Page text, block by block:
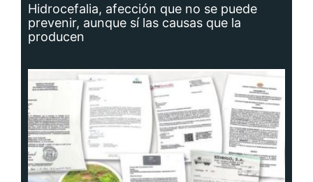
Hidrocefalia, afección que no se puede
prevenir, aunque sí las causas que la
producen